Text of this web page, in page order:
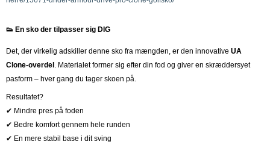
👟 En sko der tilpasser sig DIG
Det, der virkelig adskiller denne sko fra mængden, er den innovative UA
Clone-overdel . Materialet former sig efter din fod og giver en skræddersyet
pasform – hver gang du tager skoen på.
Resultatet?
✔ Mindre pres på foden
✔ Bedre komfort gennem hele runden
✔ En mere stabil base i dit sving